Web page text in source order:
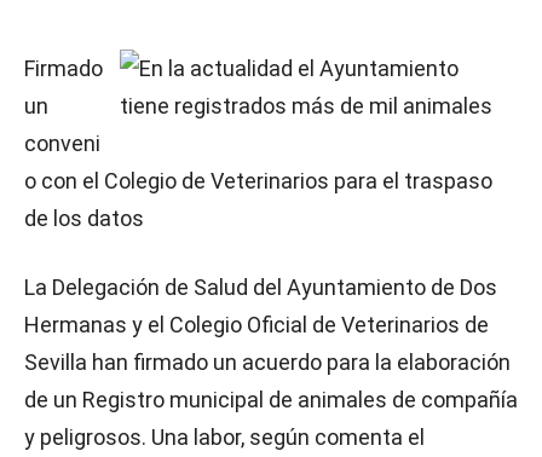
Firmado
un
conveni
o con el Colegio de Veterinarios para el traspaso
de los datos
La Delegación de Salud del Ayuntamiento de Dos
Hermanas y el Colegio Oficial de Veterinarios de
Sevilla han firmado un acuerdo para la elaboración
de un Registro municipal de animales de compañía
y peligrosos. Una labor, según comenta el